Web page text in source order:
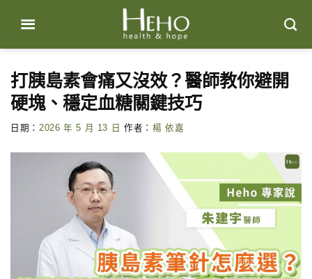
content
打胰島素會痛又沒效？醫師教你避開
硬塊、穩定血糖關鍵技巧
日期： 2026 年 5 月 13 日 作者： 楊 依嘉